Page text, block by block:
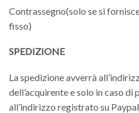
Contrassegno(solo se si
fisso)
SPEDIZIONE
La spedizione avverrà
dell’acquirente e solo in caso
all’indirizzo registrato su Paypal.